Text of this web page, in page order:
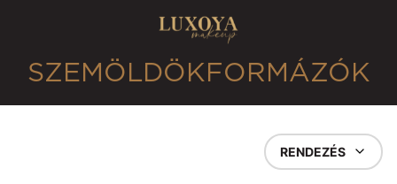
SZEMÖLDÖKFORMÁZÓK
RENDEZÉS